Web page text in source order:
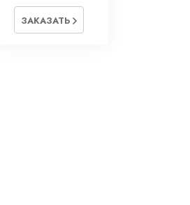
с общественностью
ЗАКАЗАТЬ